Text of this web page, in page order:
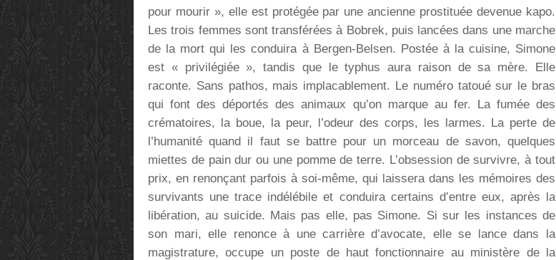
pour mourir », elle est protégée par une ancienne prostituée devenue kapo.
Les trois femmes sont transférées à Bobrek, puis lancées dans une marche
de la mort qui les conduira à Bergen-Belsen. Postée à la cuisine, Simone
est « privilégiée », tandis que le typhus aura raison de sa mère. Elle
raconte. Sans pathos, mais implacablement. Le numéro tatoué sur le bras
qui font des déportés des animaux qu’on marque au fer. La fumée des
crématoires, la boue, la peur, l’odeur des corps, les larmes. La perte de
l’humanité quand il faut se battre pour un morceau de savon, quelques
miettes de pain dur ou une pomme de terre. L’obsession de survivre, à tout
prix, en renonçant parfois à soi-même, qui laissera dans les mémoires des
survivants une trace indélébile et conduira certains d’entre eux, après la
libération, au suicide. Mais pas elle, pas Simone. Si sur les instances de
son mari, elle renonce à une carrière d’avocate, elle se lance dans la
magistrature, occupe un poste de haut fonctionnaire au ministère de la